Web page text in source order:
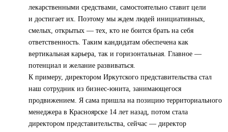
лекарственными средствами, самостоятельно ставит цели
и достигает их. Поэтому мы ждем людей инициативных,
смелых, открытых — тех, кто не боится брать на себя
ответственность. Таким кандидатам обеспечена как
вертикальная карьера, так и горизонтальная. Главное —
потенциал и желание развиваться.
К примеру, директором Иркутского представительства стал
наш сотрудник из бизнес-юнита, занимающегося
продвижением. Я сама пришла на позицию территориального
менеджера в Красноярске 14 лет назад, потом стала
директором представительства, сейчас — директор